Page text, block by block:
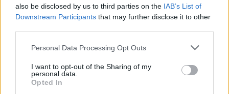
also be disclosed by us to third parties on the IAB’s List of
Downstream Participants that may further disclose it to other
Please note that this website/app uses one or more Google
not limited to your visit or usage behaviour. You may click to
grant or deny consent to Google and its third-party tags to
use your data for below specified purposes in below Google
Personal Data Processing Opt Outs
I want to opt-out of the Sharing of my
personal data.
Opted In
Σχόλια
Σχολίασε εδώ